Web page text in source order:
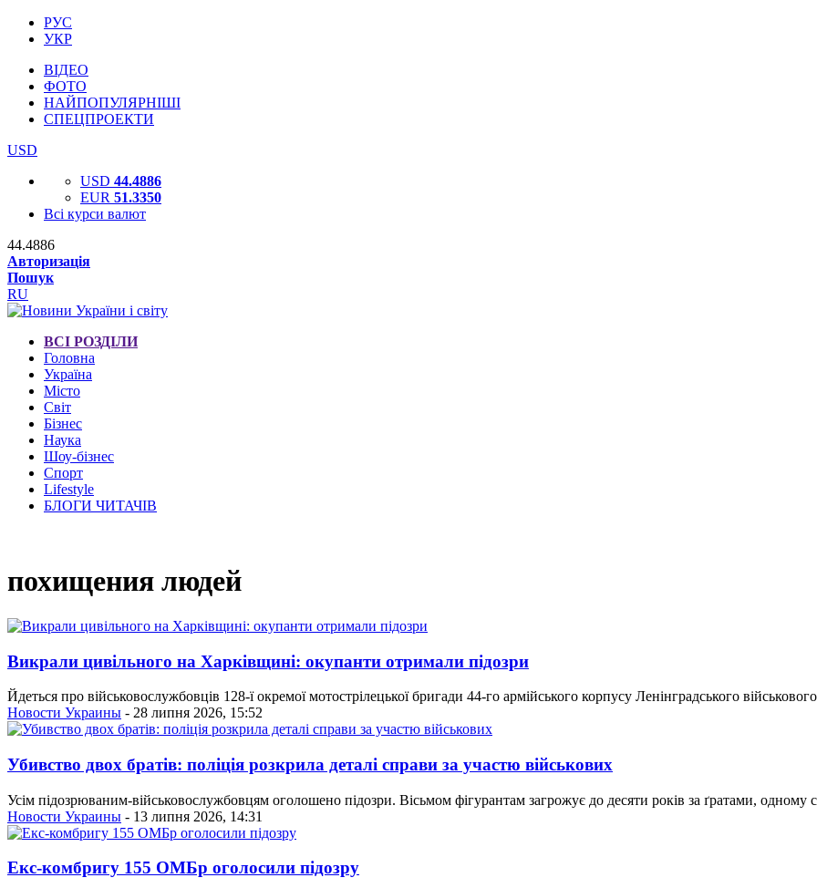
РУС
УКР
ВІДЕО
ФОТО
НАЙПОПУЛЯРНІШІ
СПЕЦПРОЕКТИ
USD
USD 44.4886
EUR 51.3350
Всі курси валют
44.4886
Авторизація
Пошук
RU
ВСІ РОЗДІЛИ
Головна
Україна
Місто
Світ
Бізнес
Наука
Шоу-бізнес
Спорт
Lifestyle
БЛОГИ ЧИТАЧІВ
похищения людей
Викрали цивільного на Харківщині: окупанти отримали підозри
Йдеться про військовослужбовців 128-ї окремої мотострілецької бригади 44-го армійського корпусу Ленінградського
Новости Украины - 28 липня 2026, 15:52
Убивство двох братів: поліція розкрила деталі справи за участю військових
Усім підозрюваним-військовослужбовцям оголошено підозри. Вісьмом фігурантам загрожує до десяти років за ґратами, одному
Новости Украины - 13 липня 2026, 14:31
Екс-комбригу 155 ОМБр оголосили підозру